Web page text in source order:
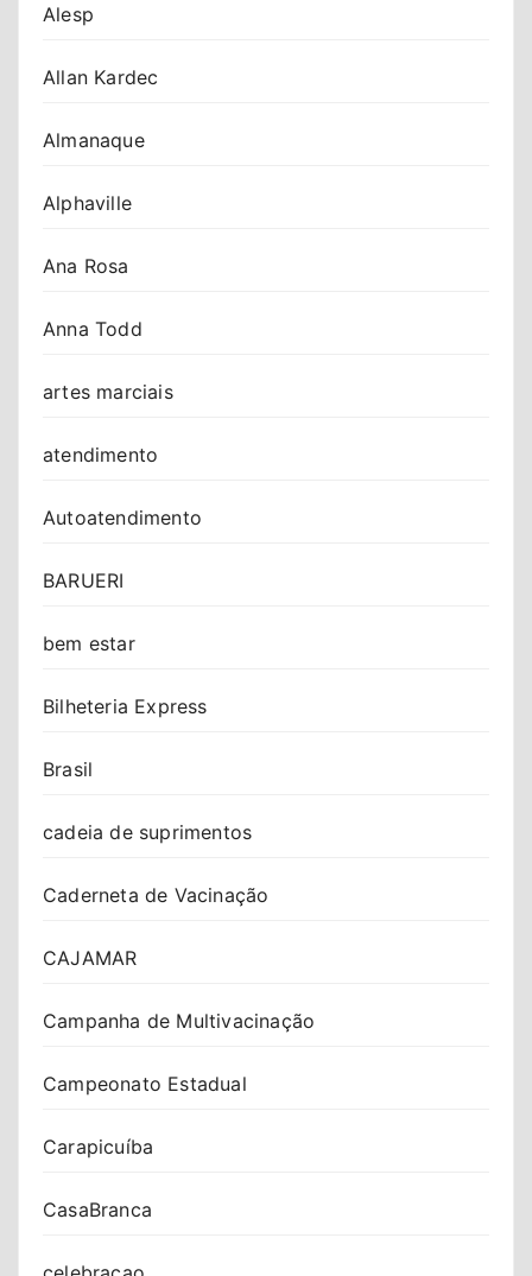
Alesp
Allan Kardec
Almanaque
Alphaville
Ana Rosa
Anna Todd
artes marciais
atendimento
Autoatendimento
BARUERI
bem estar
Bilheteria Express
Brasil
cadeia de suprimentos
Caderneta de Vacinação
CAJAMAR
Campanha de Multivacinação
Campeonato Estadual
Carapicuíba
CasaBranca